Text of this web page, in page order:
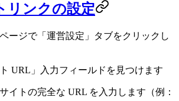
リンクの設定
ージで「運営設定」タブをクリックし
ト URL」入力フィールドを見つけます
イトの完全な URL を入力します（例：